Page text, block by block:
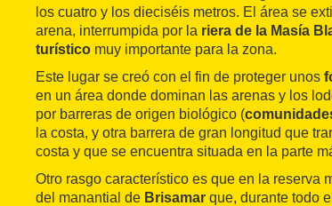
los cuatro y los dieciséis metros. El área se
arena, interrumpida por la riera de la Masía
turístico muy importante para la zona.
Este lugar se creó con el fin de proteger unos
en un área donde dominan las arenas y los
por barreras de origen biológico (
la costa, y otra barrera de gran longitud que
costa y que se encuentra situada en la parte
Otro rasgo característico es que en la reserva
del manantial de Brisamar que, durante todo